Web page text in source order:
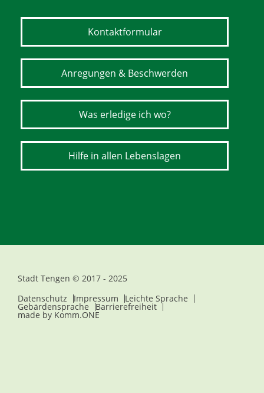
Kontaktformular
Anregungen & Beschwerden
Was erledige ich wo?
Hilfe in allen Lebenslagen
Stadt Tengen © 2017 - 2025
Datenschutz
Impressum Leichte Sprache
Gebärdensprache Barrierefreiheit
made by Komm.ONE